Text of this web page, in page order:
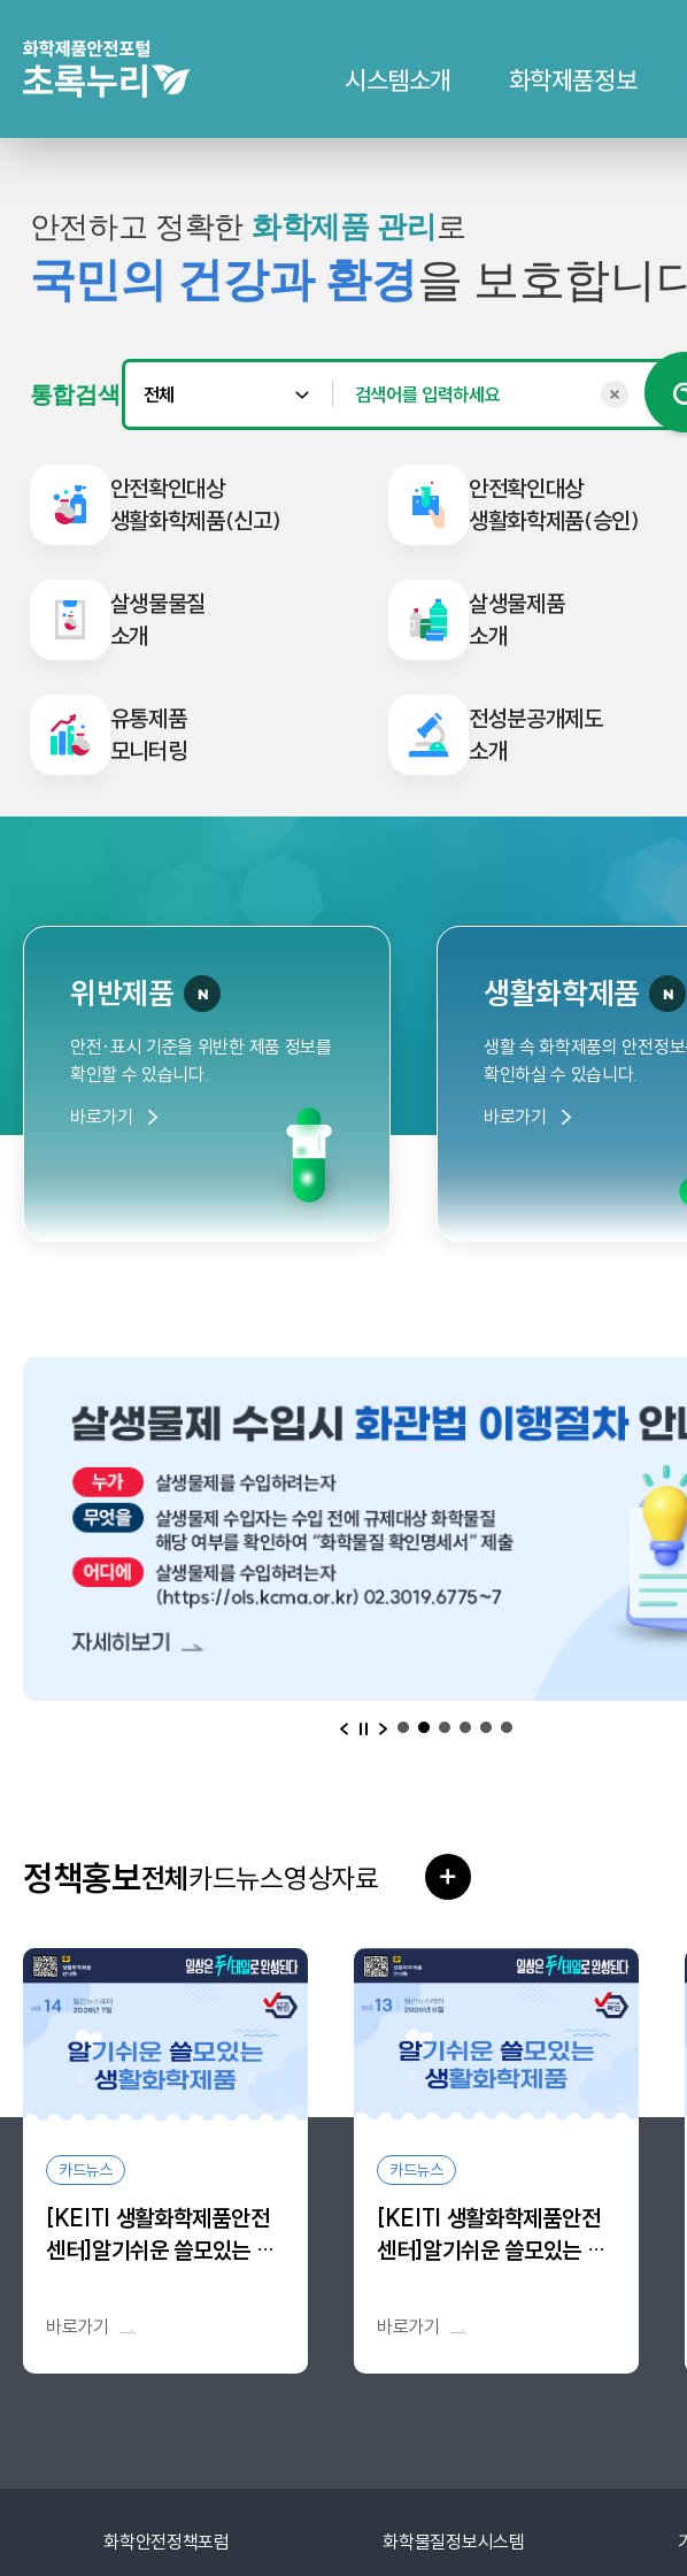
시스템소개 화학제품정보
안전하고 정확한 화학제품 관리 로
국민의 건강과 환경을 보호합니
통합검색 검색키워
안전확인대상
생활화학제품(신고)
안전확인대상
생활화학제품(승인)
살생물물질
소개
살생물제품
소개
유통제품
모니터링
전성분공개제도
소개
위반제품
안전·표시 기준을 위반한 제품 정보를
확인할 수 있습니다.
바로가기
생활화학제품
생활 속 화학제품의 안전정
확인하실 수 있습니다.
바로가기
이전일시정지
다음
정책홍보전체 더보기
카드뉴스영상자료
카드뉴스
[KEITI 생활화학제품안전
센터]알기쉬운 쓸모있는 생
바로가기
카드뉴스
[KEITI 생활화학제품안전
센터]알기쉬운 쓸모있는 생
바로가기
화학안전정책포럼 화학물질정보시스템 기후에너